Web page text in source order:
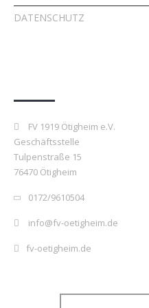
DATENSCHUTZ
FV 1919 Ötigheim e.V.
Geschäftsstelle
Tulpenstraße 15
76470 Ötigheim
0172/9610504
info@fv-oetigheim.de
fv-oetigheim.de